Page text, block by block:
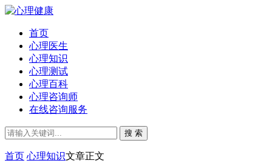
首页
心理医生
心理知识
心理测试
心理百科
心理咨询师
在线咨询服务
搜 索
首页 心理知识文章正文